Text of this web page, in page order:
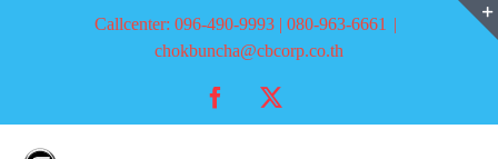
Callcenter: 096-490-9993 | 080-963-6661 |
chokbuncha@cbcorp.co.th
Facebook